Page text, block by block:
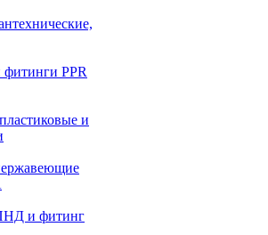
PPR
и
и фитинг